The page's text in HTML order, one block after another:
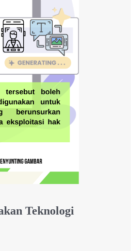
Teknologi